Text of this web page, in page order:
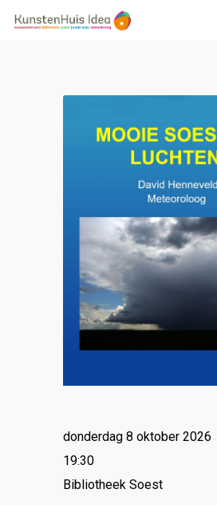
donderdag 8 oktober 2026
19:30
Bibliotheek Soest